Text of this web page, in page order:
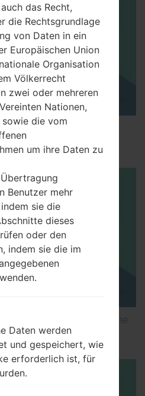
Options & USB
on LG ?
on LG Smartphone
Tool 2014?
das Recht,
die Rechtsgrundlage
von Daten in ein
Europäischen Union
Organisation
Völkerrecht
zwei oder mehreren
Nationen,
die vom
um ihre Daten zu
Benutzer mehr
sie die
dieses
oder den
indem sie die im
Daten werden
und gespeichert, wie
erforderlich ist, für